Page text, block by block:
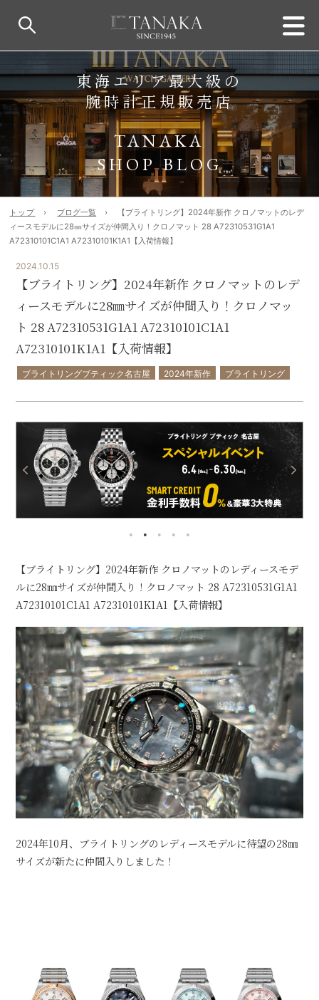
東海エリア最大級の
腕時計正規販売店
TANAKA
SHOP BLOG
トップ ブログ一覧
【ブライトリング】2024年新作 クロノマットのレデ
ィースモデルに28㎜サイズが仲間入り！クロノマット 28 A72310531G1A1
A72310101C1A1 A72310101K1A1【入荷情報】
2024.10.15
【ブライトリング】2024年新作 クロノマットのレデ
ィースモデルに28㎜サイズが仲間入り！クロノマッ
ト 28 A72310531G1A1 A72310101C1A1
A72310101K1A1【入荷情報】
ブライトリングブティック名古屋 2024年新作 ブライトリング
【ブライトリング】2024年新作 クロノマットのレディースモデ
ルに28㎜サイズが仲間入り！クロノマット 28 A72310531G1A1
A72310101C1A1 A72310101K1A1【入荷情報】
2024年10月、ブライトリングのレディースモデルに待望の28㎜
サイズが新たに仲間入りしました！